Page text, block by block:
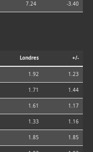
7.24 -3.40
Londres +/-
1.92 1.23
1.71 1.44
1.61 1.17
1.33 1.16
1.85 1.85